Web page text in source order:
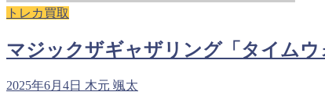
トレカ買取
マジックザギャザリング「タイム
2025年6月4日 木元 颯太